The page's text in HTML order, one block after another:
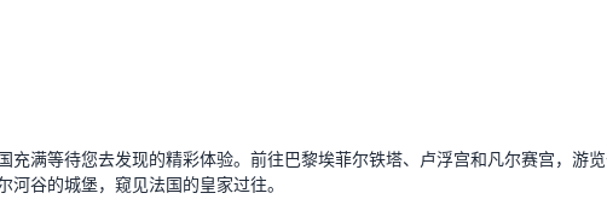
充满等待您去发现的精彩体验。前往巴黎埃菲尔铁塔、卢浮宫和凡尔赛宫，游
谷的城堡，窥见法国的皇家过往。